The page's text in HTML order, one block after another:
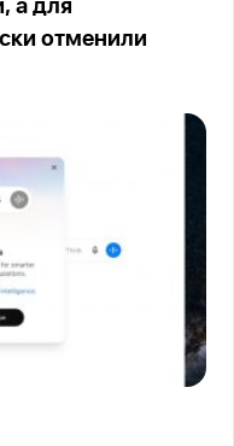
а для
отменили